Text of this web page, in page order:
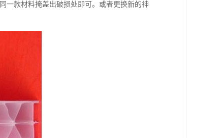
一款材料掩盖出破损处即可。或者更换新的神